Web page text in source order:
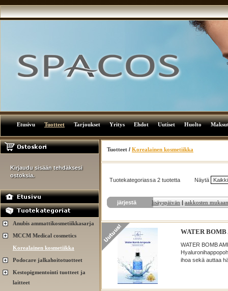
Etusivu Tuotteet Tarjoukset Yritys Ehdot Uutiset Huolto
Kirjaudu sisään tehdäksesi
ostoksia.
Anubis ammattikosmetiikkasarja
MCCM Medical cosmetics
Korealainen kosmetiikka
Podocare jalkahoitotuotteet
Kestopigmentointi tuotteet ja
laitteet
Tuotteet / Korealainen kosmetiikka
Tuotekategoriassa 2 tuotetta Näytä
järjestä lisäyspäivän | aakkosten mukaan
WATER
WATER BOMB
ihoa sekä auttaa